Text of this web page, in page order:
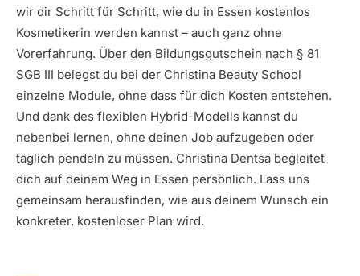
wir dir Schritt für Schritt, wie du in Essen kostenlos
Kosmetikerin werden kannst – auch ganz ohne
Vorerfahrung. Über den Bildungsgutschein nach § 81
SGB III belegst du bei der Christina Beauty School
einzelne Module, ohne dass für dich Kosten entstehen.
Und dank des flexiblen Hybrid-Modells kannst du
nebenbei lernen, ohne deinen Job aufzugeben oder
täglich pendeln zu müssen. Christina Dentsa begleitet
dich auf deinem Weg in Essen persönlich. Lass uns
gemeinsam herausfinden, wie aus deinem Wunsch ein
konkreter, kostenloser Plan wird.